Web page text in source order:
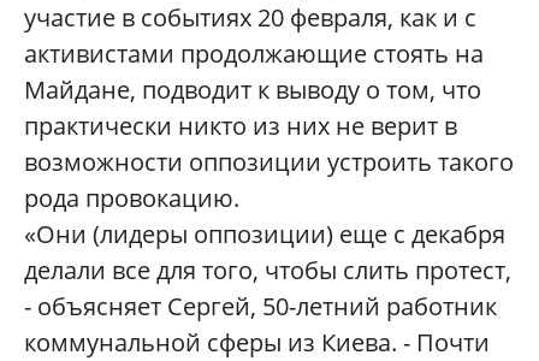
участие в событиях 20 февраля, как и с
активистами продолжающие стоять на
Майдане, подводит к выводу о том, что
практически никто из них не верит в
возможности оппозиции устроить такого
рода провокацию.
«Они (лидеры оппозиции) еще с декабря
делали все для того, чтобы слить протест,
- объясняет Сергей, 50-летний работник
коммунальной сферы из Киева. - Почти